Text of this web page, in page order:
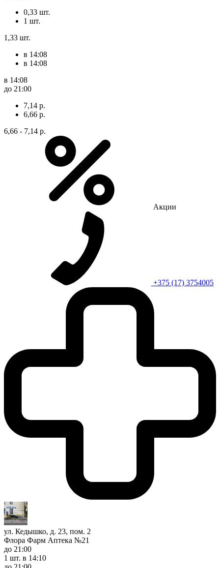
0,33 шт.
1 шт.
1,33 шт.
в 14:08
в 14:08
в 14:08
до 21:00
7,14 р.
6,66 р.
6,66 - 7,14 р.
Акции
+375 (17) 3754005
ул. Кедышко, д. 23, пом. 2
Флора Фарм Аптека №21
до 21:00
1 шт. в 14:10